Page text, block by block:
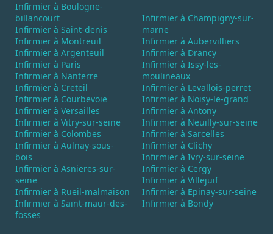
Infirmier à Boulogne-
billancourt
Infirmier à Saint-denis
Infirmier à Montreuil
Infirmier à Argenteuil
Infirmier à Paris
Infirmier à Nanterre
Infirmier à Creteil
Infirmier à Courbevoie
Infirmier à Versailles
Infirmier à Vitry-sur-seine
Infirmier à Colombes
Infirmier à Aulnay-sous-
bois
Infirmier à Asnieres-sur-
seine
Infirmier à Rueil-malmaison
Infirmier à Saint-maur-des-
fosses
Infirmier à Champigny-sur-
marne
Infirmier à Aubervilliers
Infirmier à Drancy
Infirmier à Issy-les-
moulineaux
Infirmier à Levallois-perret
Infirmier à Noisy-le-grand
Infirmier à Antony
Infirmier à Neuilly-sur-seine
Infirmier à Sarcelles
Infirmier à Clichy
Infirmier à Ivry-sur-seine
Infirmier à Cergy
Infirmier à Villejuif
Infirmier à Epinay-sur-seine
Infirmier à Bondy